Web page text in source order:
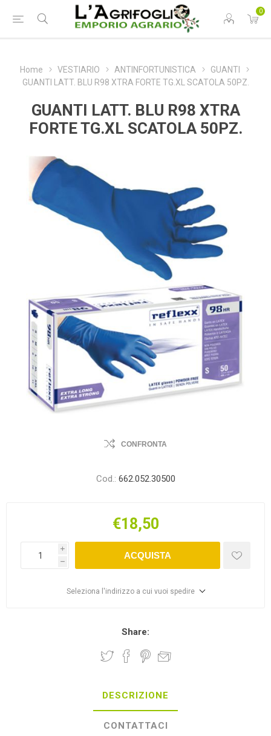
0
Home VESTIARIO ANTINFORTUNISTICA
GUANTI
GUANTI LATT. BLU R98 XTRA FORTE TG.XL SCATOLA 50PZ.
GUANTI LATT. BLU R98 XTRA
FORTE TG.XL SCATOLA 50PZ.
CONFRONTA
Cod.: 662.052.30500
€18,50
i
h
ACQUISTA
Seleziona l'indirizzo a cui vuoi spedire
Share:
DESCRIZIONE
CONTATTACI